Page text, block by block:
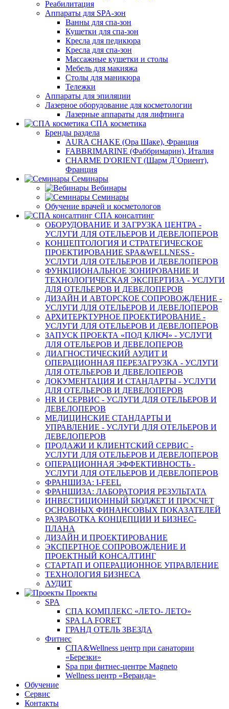
Реабилитация
Аппараты для SPA-зон
Ванны для спа-зон
Кушетки для спа-зон
Кресла для педикюра
Кресла для спа-зон
Массажные кушетки и столы
Мебель для макияжа
Столы для маникюра
Тележки
Аппараты для эпиляции
Лазерное оборудование для косметологии
Лазерные аппараты для лифтинга
СПА косметика
Бренды раздела
AURA CHAKE (Ора Шаке), Франция
FABBRIMARINE (Фаббримарин), Италия
CHARME D'ORIENT (Шарм Д`Ориент),
Франция
Семинары
Вебинары
Семинары
Обучение врачей и косметологов
СПА консалтинг
ОБОРУДОВАНИЕ И ЗАГРУЗКА ЦЕНТРА -
УСЛУГИ ДЛЯ ОТЕЛЬЕРОВ И ДЕВЕЛОПЕРОВ
КОНЦЕПТОЛОГИЯ И СТРАТЕГИЧЕСКОЕ
ПРОЕКТИРОВАНИЕ SPA&WELLNESS -
УСЛУГИ ДЛЯ ОТЕЛЬЕРОВ И ДЕВЕЛОПЕРОВ
ФУНКЦИОНАЛЬНОЕ ЗОНИРОВАНИЕ И
ТЕХНОЛОГИЧЕСКАЯ ЭКСПЕРТИЗА - УСЛУГИ
ДЛЯ ОТЕЛЬЕРОВ И ДЕВЕЛОПЕРОВ
ДИЗАЙН И АВТОРСКОЕ СОПРОВОЖДЕНИЕ -
УСЛУГИ ДЛЯ ОТЕЛЬЕРОВ И ДЕВЕЛОПЕРОВ
АРХИТЕРКТУРНОЕ ПРОЕКТИРОВАНИЕ -
УСЛУГИ ДЛЯ ОТЕЛЬЕРОВ И ДЕВЕЛОПЕРОВ
ЗАПУСК ПРОЕКТА «ПОД КЛЮЧ» - УСЛУГИ
ДЛЯ ОТЕЛЬЕРОВ И ДЕВЕЛОПЕРОВ
ДИАГНОСТИЧЕСКИЙ АУДИТ И
ОПЕРАЦИОННАЯ ПЕРЕЗАГРУЗКА - УСЛУГИ
ДЛЯ ОТЕЛЬЕРОВ И ДЕВЕЛОПЕРОВ
ДОКУМЕНТАЦИЯ И СТАНДАРТЫ - УСЛУГИ
ДЛЯ ОТЕЛЬЕРОВ И ДЕВЕЛОПЕРОВ
HR И СЕРВИС - УСЛУГИ ДЛЯ ОТЕЛЬЕРОВ И
ДЕВЕЛОПЕРОВ
МЕДИЦИНСКИЕ СТАНДАРТЫ И
УПРАВЛЕНИЕ - УСЛУГИ ДЛЯ ОТЕЛЬЕРОВ И
ДЕВЕЛОПЕРОВ
ПРОДАЖИ И КЛИЕНТСКИЙ СЕРВИС -
УСЛУГИ ДЛЯ ОТЕЛЬЕРОВ И ДЕВЕЛОПЕРОВ
ОПЕРАЦИОННАЯ ЭФФЕКТИВНОСТЬ -
УСЛУГИ ДЛЯ ОТЕЛЬЕРОВ И ДЕВЕЛОПЕРОВ
ФРАНШИЗА: I-FEEL
ФРАНШИЗА: ЛАБОРАТОРИЯ РЕЗУЛЬТАТА
ИНВЕСТИЦИОННЫЙ БЮДЖЕТ И ПРОСЧЕТ
ОСНОВНЫХ ФИНАНСОВЫХ ПОКАЗАТЕЛЕЙ
РАЗРАБОТКА КОНЦЕПЦИИ И БИЗНЕС-
ПЛАНА
ДИЗАЙН И ПРОЕКТИРОВАНИЕ
ЭКСПЕРТНОЕ СОПРОВОЖДЕНИЕ И
ПРОЕКТНЫЙ КОНСАЛТИНГ
СТАРТАП И ОПЕРАЦИОННОЕ УПРАВЛЕНИЕ
ТЕХНОЛОГИЯ БИЗНЕСА
АУДИТ
Проекты
SPA
СПА КОМПЛЕКС «ЛЕТО- ЛЕТО»
SPA LA FORET
ГРАНД ОТЕЛЬ ЗВЕЗДА
Фитнес
СПА&Wellness центр при санатории
«Березки»
Spa при фитнес-центре Magneto
Wellness центр «Веранда»
Обучение
Сервис
Контакты